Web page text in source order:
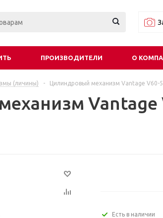
ПРОИЗВОДИТЕЛИ О
(личины) - Цилиндровый механизм Vantage V60-
Vantage
Есть в наличии